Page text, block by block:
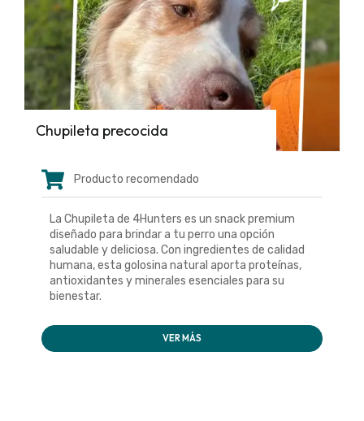
Chupileta precocida
Producto recomendado
La Chupileta de 4Hunters es un snack premium
diseñado para brindar a tu perro una opción
saludable y deliciosa. Con ingredientes de calidad
humana, esta golosina natural aporta proteínas,
antioxidantes y minerales esenciales para su
bienestar.
VER MÁS